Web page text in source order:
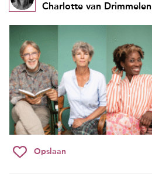
Charlotte van Drimmelen
Opslaan